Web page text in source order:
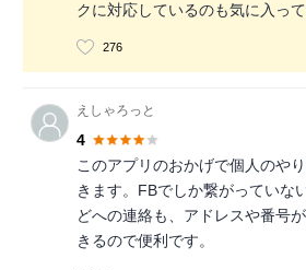
クに対応しているのも気に入って
276
えしゃろっと
4
このアプリのおかげで個人のや
きます。FBでしか繋がっていな
どへの連絡も、アドレスや番号
きるので便利です。